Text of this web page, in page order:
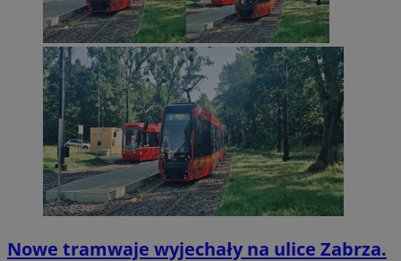
Nowe tramwaje wyjechały na ulice Zabrza.